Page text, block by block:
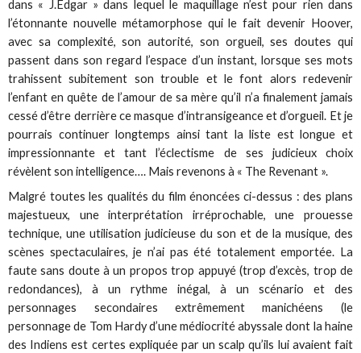
dans « J.Edgar » dans lequel le maquillage n’est pour rien dans
l’étonnante nouvelle métamorphose qui le fait devenir Hoover,
avec sa complexité, son autorité, son orgueil, ses doutes qui
passent dans son regard l’espace d’un instant, lorsque ses mots
trahissent subitement son trouble et le font alors redevenir
l’enfant en quête de l’amour de sa mère qu’il n’a finalement jamais
cessé d’être derrière ce masque d’intransigeance et d’orgueil. Et je
pourrais continuer longtemps ainsi tant la liste est longue et
impressionnante et tant l’éclectisme de ses judicieux choix
révèlent son intelligence…. Mais revenons à « The Revenant ».
Malgré toutes les qualités du film énoncées ci-dessus : des plans
majestueux, une interprétation irréprochable, une prouesse
technique, une utilisation judicieuse du son et de la musique, des
scènes spectaculaires, je n’ai pas été totalement emportée. La
faute sans doute à un propos trop appuyé (trop d’excès, trop de
redondances), à un rythme inégal, à un scénario et des
personnages secondaires extrêmement manichéens (le
personnage de Tom Hardy d’une médiocrité abyssale dont la haine
des Indiens est certes expliquée par un scalp qu’ils lui avaient fait